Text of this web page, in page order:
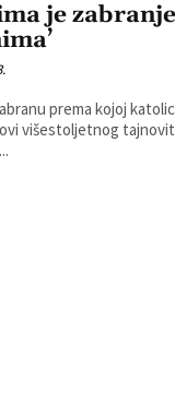
je
prema kojoj
višestoljetnog